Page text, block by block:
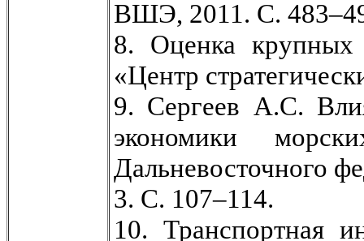
ВШЭ, 2011. С.
8. Оценка крупных
«Центр
9. Сергеев А.С.
экономики
Дальневосточного
3. С. 107–114.
10. Транспортная